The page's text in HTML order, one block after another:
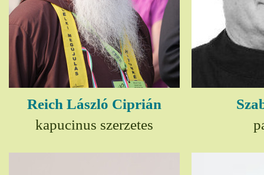
Reich László Ciprián
kapucinus szerzetes